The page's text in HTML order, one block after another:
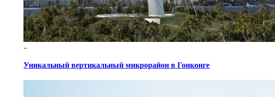
..
Уникальный вертикальный микрорайон в Гонконге